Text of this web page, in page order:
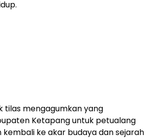
tilas mengagumkan yang
Ketapang untuk petualang
kembali ke akar budaya dan sejarah